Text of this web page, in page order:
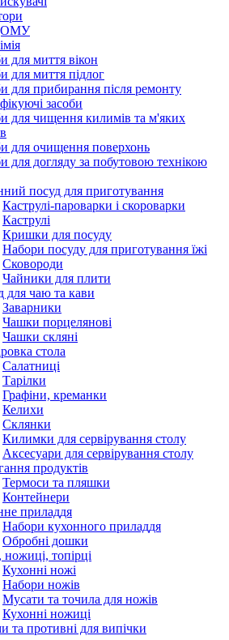
для миття вікон
для миття підлог
для прибирання після ремонту
засоби
для чищення килимів та м'яких
для очищення поверхонь
для догляду за побутовою технікою
посуд для приготування
Каструлі-пароварки і скороварки
Каструлі
Кришки для посуду
Набори посуду для приготування їжі
Сковороди
Чайники для плити
для чаю та кави
Заварники
Чашки порцелянові
Чашки скляні
стола
Салатниці
Тарілки
Графіни, креманки
Келихи
Склянки
Килимки для сервірування столу
Аксесуари для сервірування столу
продуктів
Термоси та пляшки
Контейнери
приладдя
Набори кухонного приладдя
Обробні дошки
топірці
Кухонні ножі
Набори ножів
Мусати та точила для ножів
Кухонні ножиці
та противні для випічки